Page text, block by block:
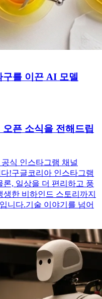
를 이끈 AI 모델
픈 소식을 전해드립
식 인스타그램 채널
!구글코리아 인스타그램
, 일상을 더 편리하고 풍
한 비하인드 스토리까지
니다.기술 이야기를 넘어